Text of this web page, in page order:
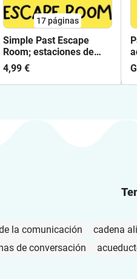
17páginas
Simple Past Escape
Room; estaciones de
trabajo (inglés)
4,99 €
la comunicación cadena
de conversación